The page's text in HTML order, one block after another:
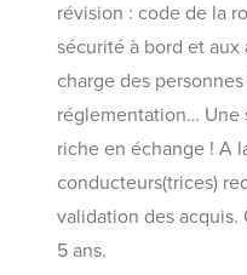
révision : code de la
sécurité à bord et aux
charge des
réglementation… Une
riche en échange ! A
conducteurs(trices)
validation des
5 ans.